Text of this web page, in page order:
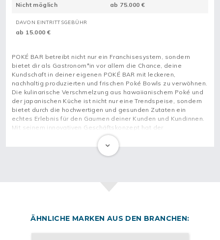
Nicht möglich ab 75.000 €
DAVON EINTRITTSGEBÜHR
ab 15.000 €
POKÉ BAR betreibt nicht nur ein Franchisesystem, sondern
bietet dir als Gastronom*in vor allem die Chance, deine
Kundschaft in deiner eigenen POKÉ BAR mit leckeren,
nachhaltig produzierten und frischen Poké Bowls zu verwöhnen.
Die kulinarische Verschmelzung aus hawaiianischem Poké und
der japanischen Küche ist nicht nur eine Trendspeise, sondern
bietet durch die hochwertigen und gesunden Zutaten ein
echtes Erlebnis für den Gaumen deiner Kunden und Kundinnen.
Mit seinem innovativen Geschäftskonzept hat der
Franchisegeber diesen Trend aufgegriffen und seit der
Gründung 2017 erfolgreich zahlreiche Standorte in
verschiedenen Städten Deutschlands aufgebaut.
Die Frische und der exklusive Geschmack der Poké Bowls sind
gefangen wurden, für die gesunden Bowls verwendet. POKÉ
Qualitätsstandard bei den verarbeiteten Zutaten zudem eine
ÄHNLICHE MARKEN AUS DEN BRANCHEN: